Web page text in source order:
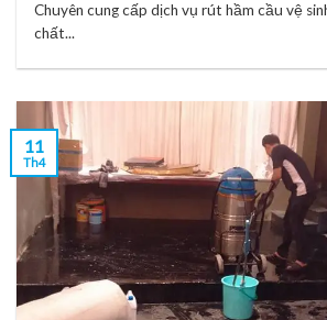
Chuyên cung cấp dịch vụ rút hầm cầu vệ
chất...
11
Th4